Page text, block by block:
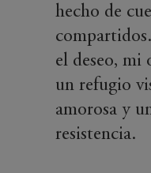
hecho de
el deseo, mi
un refugio
amorosa y
resistencia.